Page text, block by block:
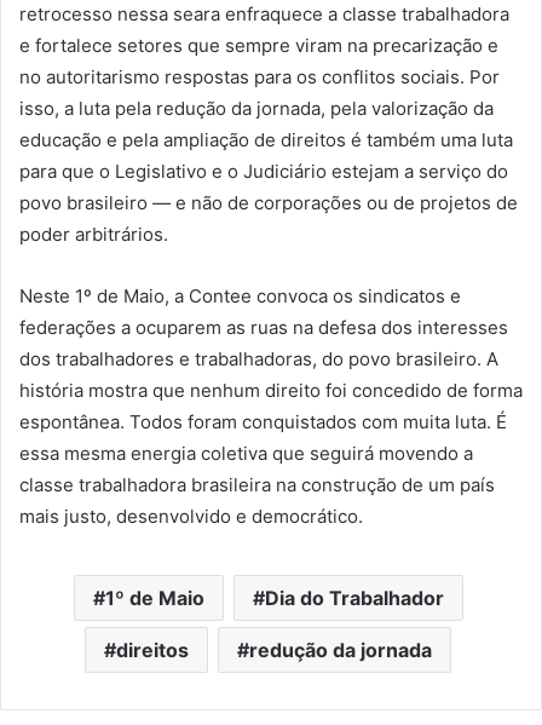
retrocesso nessa seara enfraquece a classe trabalhadora
e fortalece setores que sempre viram na precarização e
no autoritarismo respostas para os conflitos sociais. Por
isso, a luta pela redução da jornada, pela valorização da
educação e pela ampliação de direitos é também uma luta
para que o Legislativo e o Judiciário estejam a serviço do
povo brasileiro — e não de corporações ou de projetos de
poder arbitrários.
Neste 1º de Maio, a Contee convoca os sindicatos e
federações a ocuparem as ruas na defesa dos interesses
dos trabalhadores e trabalhadoras, do povo brasileiro. A
história mostra que nenhum direito foi concedido de forma
espontânea. Todos foram conquistados com muita luta. É
essa mesma energia coletiva que seguirá movendo a
classe trabalhadora brasileira na construção de um país
mais justo, desenvolvido e democrático.
1º de Maio Dia do Trabalhador
direitos redução da jornada